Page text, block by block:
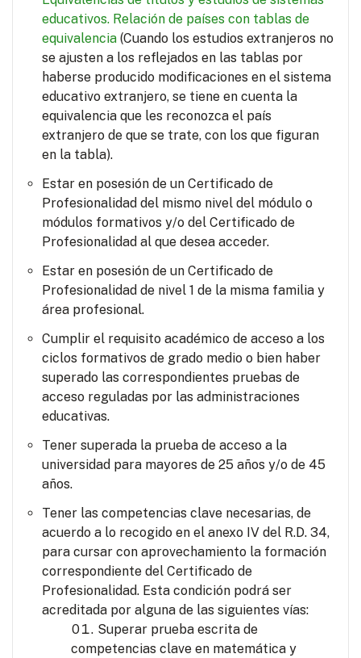
educativos. Relación de países con tablas de
equivalencia (Cuando los estudios extranjeros no
se ajusten a los reflejados en las tablas por
haberse producido modificaciones en el sistema
educativo extranjero, se tiene en cuenta la
equivalencia que les reconozca el país
extranjero de que se trate, con los que figuran
en la tabla).
Estar en posesión de un Certificado de
Profesionalidad del mismo nivel del módulo o
módulos formativos y/o del Certificado de
Profesionalidad al que desea acceder.
Estar en posesión de un Certificado de
Profesionalidad de nivel 1 de la misma familia y
área profesional.
Cumplir el requisito académico de acceso a los
ciclos formativos de grado medio o bien haber
superado las correspondientes pruebas de
acceso reguladas por las administraciones
educativas.
Tener superada la prueba de acceso a la
universidad para mayores de 25 años y/o de 45
años.
Tener las competencias clave necesarias, de
acuerdo a lo recogido en el anexo IV del R.D. 34,
para cursar con aprovechamiento la formación
correspondiente del Certificado de
Profesionalidad. Esta condición podrá ser
acreditada por alguna de las siguientes vías:
Superar prueba escrita de
competencias clave en matemática y